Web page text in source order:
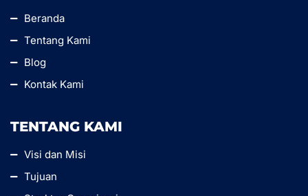
Beranda
Tentang Kami
Blog
Kontak Kami
TENTANG KAMI
Visi dan Misi
Tujuan